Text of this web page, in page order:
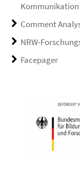
Kommunikation
Comment
NRW-
Facepager